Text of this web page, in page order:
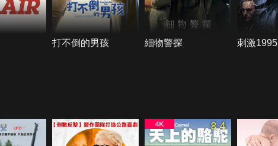
打不倒的男孩 細物警探 刺激1995
8.4